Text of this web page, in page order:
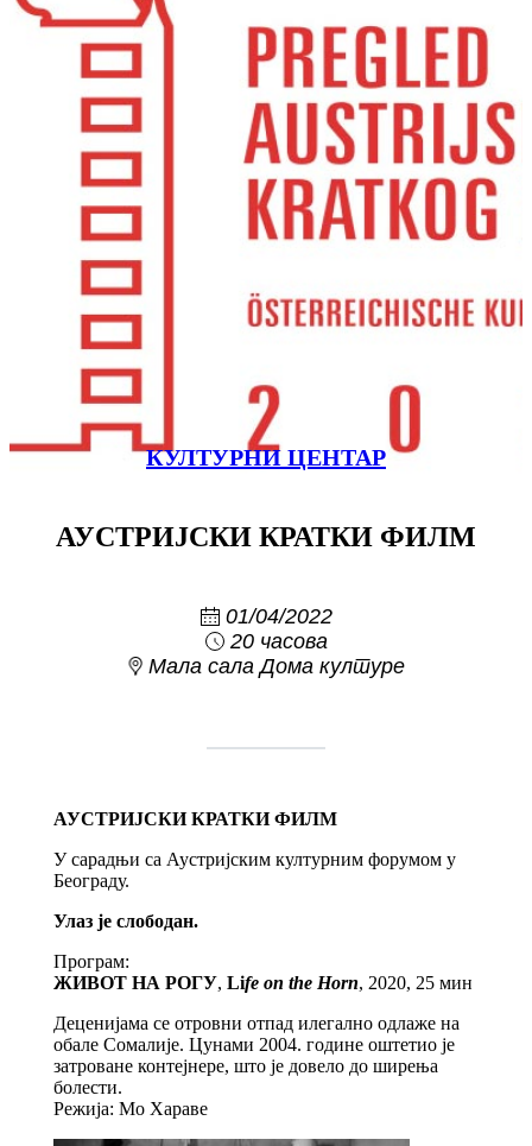
КУЛТУРНИ ЦЕНТАР
АУСТРИЈСКИ КРАТКИ ФИЛМ
01/04/2022
20 часова
Мала сала Дома културе
АУСТРИЈСКИ КРАТКИ ФИЛМ
У сарадњи са Аустријским културним форумом у
Београду.
Улаз је слободан.
Програм:
ЖИВОТ НА РОГУ, Life on the Horn, 2020, 25 мин
Деценијама се отровни отпад илегално одлаже на
обале Сомалије. Цунами 2004. године оштетио је
затроване контејнере, што је довело до ширења
болести.
Режија: Мо Хараве